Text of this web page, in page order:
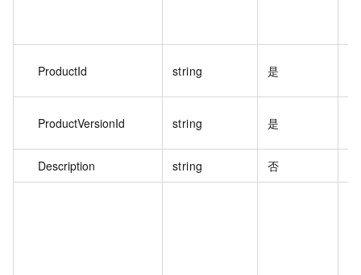
ProductId string 是
ProductVersionId string 是
Description string 否